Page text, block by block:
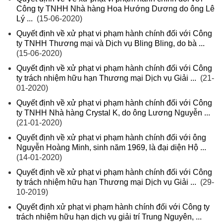
Công ty TNHH Nhà hàng Hoa Hướng Dương do ông Lê
Lý ... (15-06-2020)
Quyết định về xử phạt vi phạm hành chính đối với Công
ty TNHH Thương mại và Dịch vụ Bling Bling, do bà ...
(15-06-2020)
Quyết định về xử phạt vi phạm hành chính đối với Công
ty trách nhiệm hữu hạn Thương mại Dịch vụ Giải ... (21-
01-2020)
Quyết định về xử phạt vi phạm hành chính đối với Công
ty TNHH Nhà hàng Crystal K, do ông Lương Nguyễn ...
(21-01-2020)
Quyết định về xử phạt vi phạm hành chính đối với ông
Nguyễn Hoàng Minh, sinh năm 1969, là đại diện Hộ ...
(14-01-2020)
Quyết định về xử phạt vi phạm hành chính đối với Công
ty trách nhiệm hữu hạn Thương mại Dịch vụ Giải ... (29-
10-2019)
Quyết định xử phạt vi phạm hành chính đối với Công ty
trách nhiệm hữu hạn dịch vụ giải trí Trung Nguyên, ...